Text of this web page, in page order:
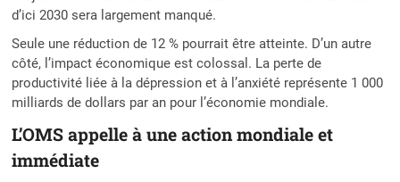
d’ici 2030 sera largement manqué.
Seule une réduction de 12 % pourrait être atteinte. D’un autre
côté, l’impact économique est colossal. La perte de
productivité liée à la dépression et à l’anxiété représente 1 000
milliards de dollars par an pour l’économie mondiale.
L’OMS appelle à une action mondiale et
immédiate